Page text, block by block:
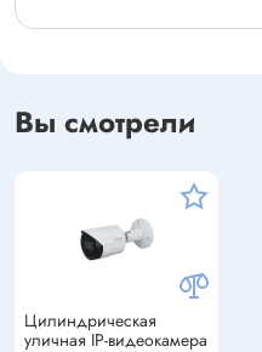
Вы смотрели
Цилиндрическая
уличная IP-видеокамера